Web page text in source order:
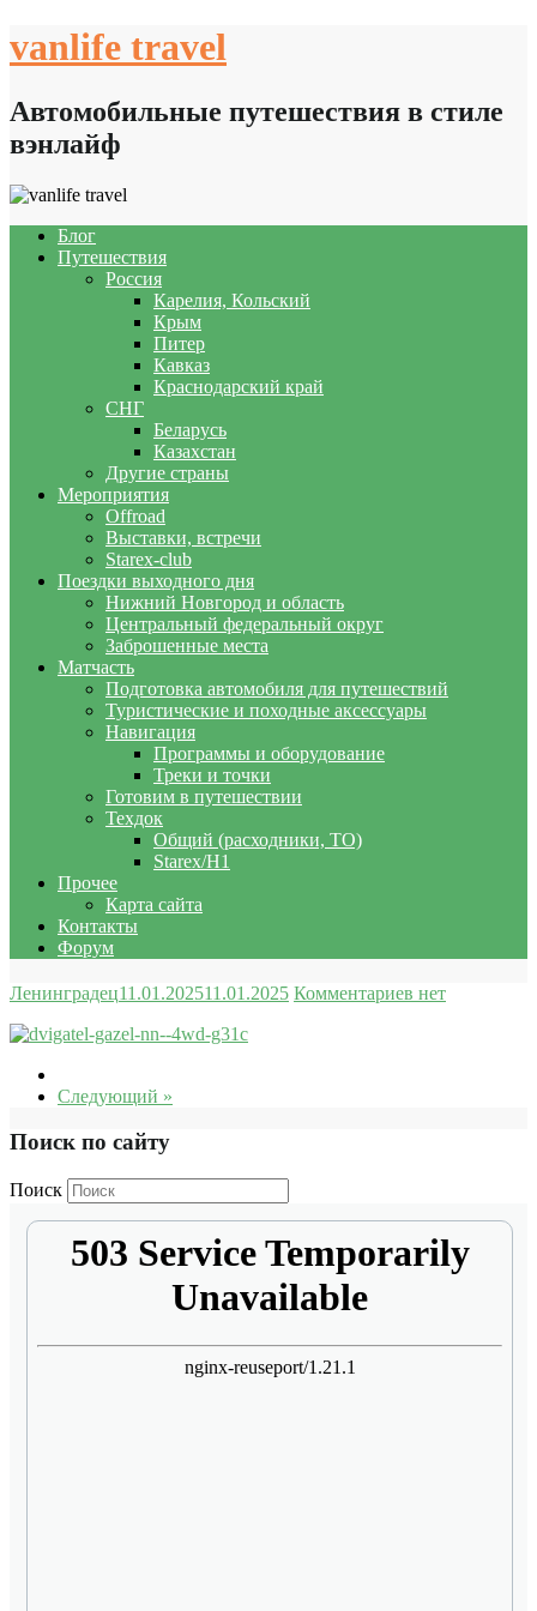
to
vanlife travel
Автомобильные путешествия в стиле
вэнлайф
Блог
Путешествия
Россия
Карелия, Кольский
Крым
Питер
Кавказ
Краснодарский край
СНГ
Беларусь
Казахстан
Другие страны
Мероприятия
Offroad
Выставки, встречи
Starex-club
Поездки выходного дня
Нижний Новгород и область
Центральный федеральный округ
Заброшенные места
Матчасть
Подготовка автомобиля для путешествий
Туристические и походные аксессуары
Навигация
Программы и оборудование
Треки и точки
Готовим в путешествии
Техдок
Общий (расходники, ТО)
Starex/H1
Прочее
Карта сайта
Контакты
Форум
Ленинградец11.01.202511.01.2025 Комментариев нет
Следующий »
Поиск по сайту
Поиск